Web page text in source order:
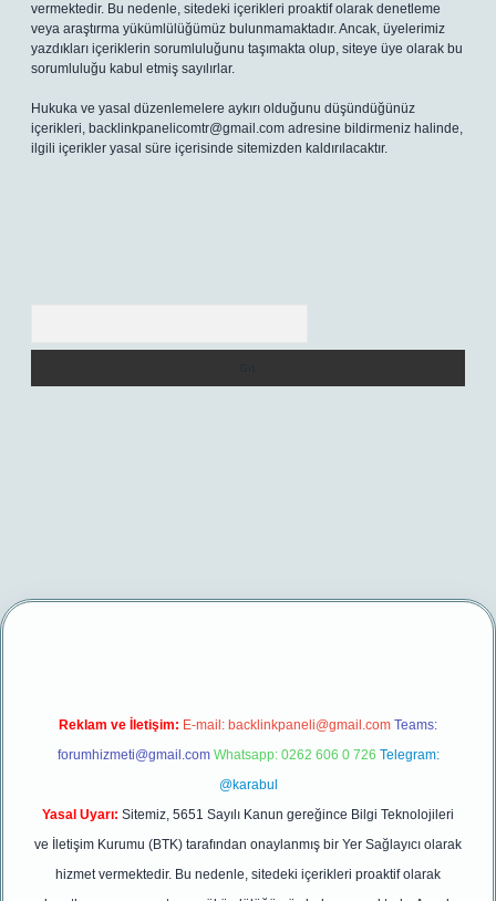
vermektedir. Bu nedenle, sitedeki içerikleri proaktif olarak denetleme
veya araştırma yükümlülüğümüz bulunmamaktadır. Ancak, üyelerimiz
yazdıkları içeriklerin sorumluluğunu taşımakta olup, siteye üye olarak bu
sorumluluğu kabul etmiş sayılırlar.
Hukuka ve yasal düzenlemelere aykırı olduğunu düşündüğünüz
içerikleri, backlinkpanelicomtr@gmail.com adresine bildirmeniz halinde,
ilgili içerikler yasal süre içerisinde sitemizden kaldırılacaktır.
betexper yeni giriş
Reklam ve İletişim: E-mail: backlinkpaneli@gmail.com Teams:
forumhizmeti@gmail.com Whatsapp: 0262 606 0 726 Telegram:
@karabul
Yasal Uyarı: Sitemiz, 5651 Sayılı Kanun gereğince Bilgi Teknolojileri
ve İletişim Kurumu (BTK) tarafından onaylanmış bir Yer Sağlayıcı olarak
hizmet vermektedir. Bu nedenle, sitedeki içerikleri proaktif olarak